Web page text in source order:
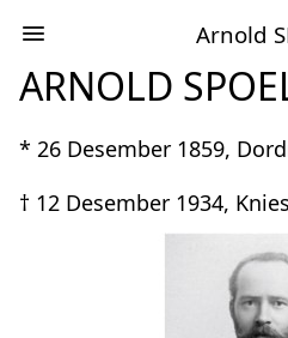
Arnold
ARNOLD
* 26 Desember 1859,
† 12 Desember 1934,